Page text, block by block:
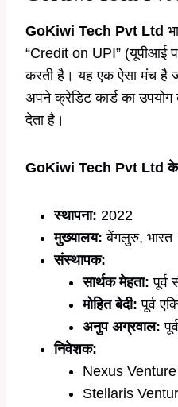
GoKiwi Tech Pvt Ltd
“Credit on UPI” (यूपीआई
करती है। यह एक ऐसा मंच है
अपने क्रेडिट कार्ड का
देता है।
GoKiwi Tech Pvt Ltd के
स्थापना: 2022
मुख्यालय: बेंगलुरु, भारत
संस्थापक:
सार्थक मेहता: पूर्व
मोहित बेदी: पूर्व
अनुप अग्रवाल:
निवेशक:
Nexus
Stellaris